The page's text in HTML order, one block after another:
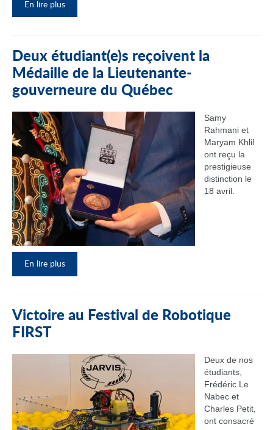
En lire plus
Deux étudiant(e)s reçoivent la
Médaille de la Lieutenante-
gouverneure du Québec
Samy
Rahmani et
Maryam Khlil
ont reçu la
prestigieuse
distinction le
18 avril.
En lire plus
Victoire au Festival de Robotique
FIRST
Deux de nos
étudiants,
Frédéric Le
Nabec et
Charles Petit,
ont consacré